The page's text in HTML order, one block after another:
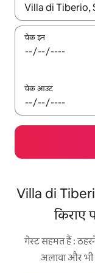
नतीजों के उपलब्ध
चेक इन
चेक आउट
Villa di
किराए
गेस्ट सहमत हैं :
अलावा और भी